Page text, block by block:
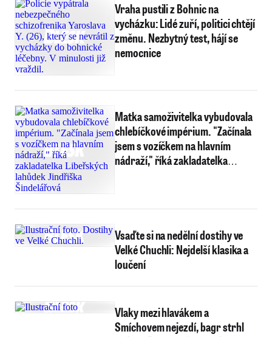
Vraha pustili z Bohnic na
vycházku: Lidé zuří, politici chtějí
změnu. Nezbytný test, hájí se
nemocnice
Matka samoživitelka vybudovala
chlebíčkové impérium. "Začínala
jsem s vozíčkem na hlavním
nádraží," říká zakladatelka
Vsaďte si na nedělní dostihy ve
Velké Chuchli: Nejdelší klasika a
loučení
Vlaky mezi hlavákem a
Smíchovem nejezdí, bagr strhl